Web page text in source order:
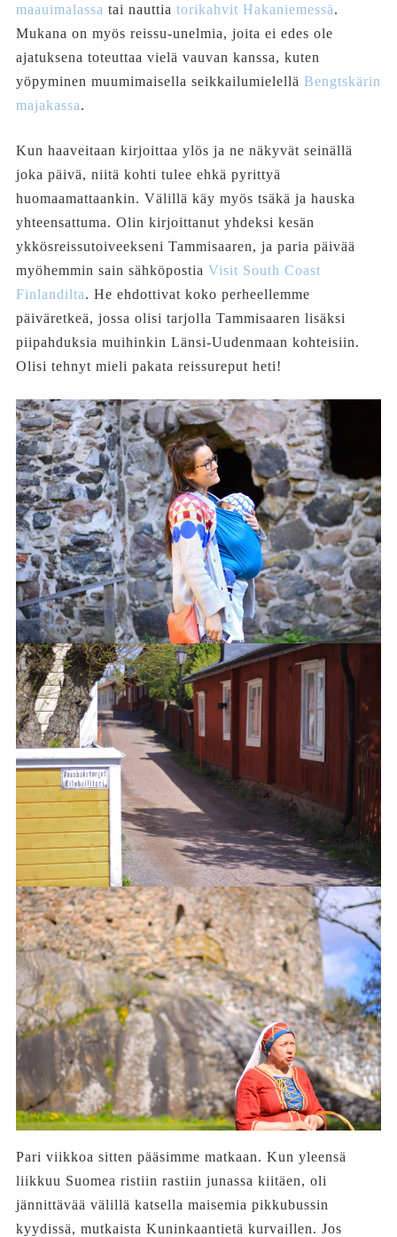
maauimalassa tai nauttia torikahvit Hakaniemessä.
Mukana on myös reissu-unelmia, joita ei edes ole
ajatuksena toteuttaa vielä vauvan kanssa, kuten
yöpyminen muumimaisella seikkailumielellä Bengtskärin
majakassa.
Kun haaveitaan kirjoittaa ylös ja ne näkyvät seinällä
joka päivä, niitä kohti tulee ehkä pyrittyä
huomaamattaankin. Välillä käy myös tsäkä ja hauska
yhteensattuma. Olin kirjoittanut yhdeksi kesän
ykkösreissutoiveekseni Tammisaaren, ja paria päivää
myöhemmin sain sähköpostia Visit South Coast
Finlandilta. He ehdottivat koko perheellemme
päiväretkeä, jossa olisi tarjolla Tammisaaren lisäksi
piipahduksia muihinkin Länsi-Uudenmaan kohteisiin.
Olisi tehnyt mieli pakata reissureput heti!
Pari viikkoa sitten pääsimme matkaan. Kun yleensä
liikkuu Suomea ristiin rastiin junassa kiitäen, oli
jännittävää välillä katsella maisemia pikkubussin
kyydissä, mutkaista Kuninkaantietä kurvaillen. Jos